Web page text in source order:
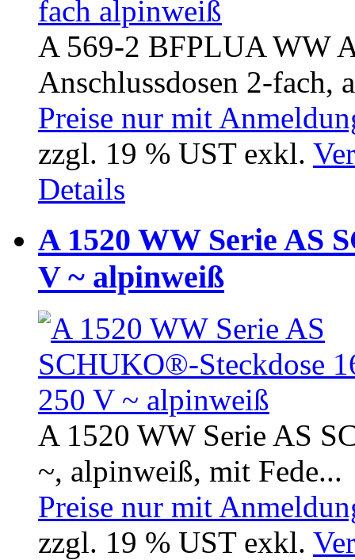
A 569-2 BFPLUA WW
Anschlussdosen 2-fach,
Preise nur mit
zzgl. 19 % UST exkl.
Details
A 1520 WW Serie AS
V ~ alpinweiß
A 1520 WW Serie AS
~, alpinweiß, mit Fede...
Preise nur mit
zzgl. 19 % UST exkl.